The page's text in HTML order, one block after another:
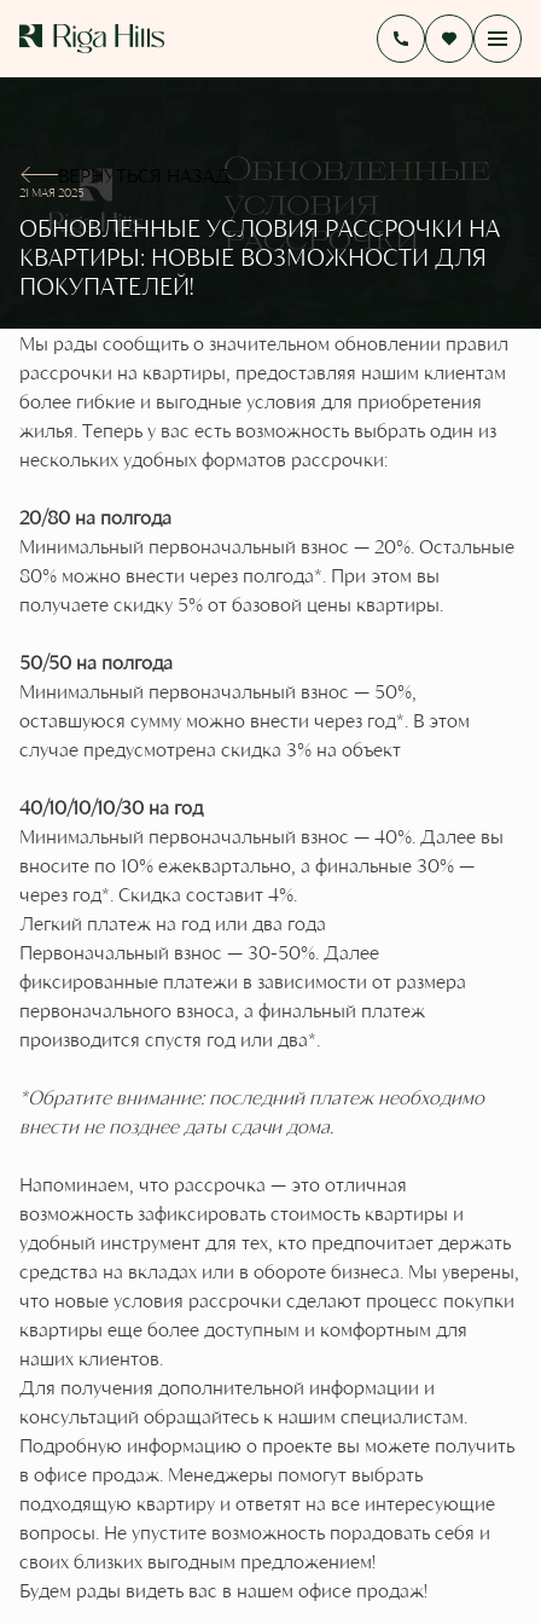
ВЕРНУТЬСЯ НАЗАД
21 МАЯ 2025
ОБНОВЛЕННЫЕ УСЛОВИЯ РАССРОЧКИ НА
КВАРТИРЫ: НОВЫЕ ВОЗМОЖНОСТИ ДЛЯ
ПОКУПАТЕЛЕЙ!
Мы рады сообщить о значительном обновлении правил
рассрочки на квартиры, предоставляя нашим клиентам
более гибкие и выгодные условия для приобретения
жилья. Теперь у вас есть возможность выбрать один из
нескольких удобных форматов рассрочки:
20/80 на полгода
Минимальный первоначальный взнос — 20%. Остальные
80% можно внести через полгода*. При этом вы
получаете скидку 5% от базовой цены квартиры.
50/50 на полгода
Минимальный первоначальный взнос — 50%,
оставшуюся сумму можно внести через год*. В этом
случае предусмотрена скидка 3% на объект
40/10/10/10/30 на год
Минимальный первоначальный взнос — 40%. Далее вы
вносите по 10% ежеквартально, а финальные 30% —
через год*. Скидка составит 4%.
Легкий платеж на год или два года
Первоначальный взнос — 30-50%. Далее
фиксированные платежи в зависимости от размера
первоначального взноса, а финальный платеж
производится спустя год или два*.
*Обратите внимание: последний платеж необходимо
внести не позднее даты сдачи дома.
Напоминаем, что рассрочка — это отличная
возможность зафиксировать стоимость квартиры и
удобный инструмент для тех, кто предпочитает держать
средства на вкладах или в обороте бизнеса. Мы уверены,
что новые условия рассрочки сделают процесс покупки
квартиры еще более доступным и комфортным для
наших клиентов.
Для получения дополнительной информации и
консультаций обращайтесь к нашим специалистам.
Подробную информацию о проекте вы можете получить
в офисе продаж. Менеджеры помогут выбрать
подходящую квартиру и ответят на все интересующие
вопросы. Не упустите возможность порадовать себя и
своих близких выгодным предложением!
Будем рады видеть вас в нашем офисе продаж!